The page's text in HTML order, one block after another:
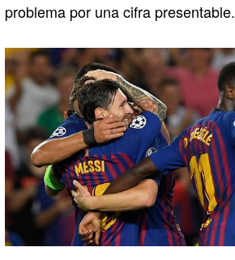
problema por una cifra presentable.